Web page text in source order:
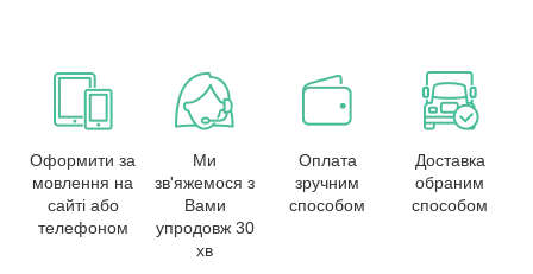
Оформити за
мовлення на
сайті або
телефоном
Ми
зв'яжемося з
Вами
упродовж 30
хв
Оплата
зручним
способом
Доставка
обраним
способом